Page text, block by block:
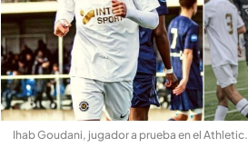
Ihab Goudani, jugador a prueba en el Athletic.